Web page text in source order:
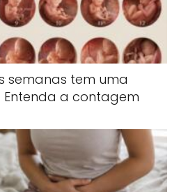
semanas tem uma
Entenda a contagem